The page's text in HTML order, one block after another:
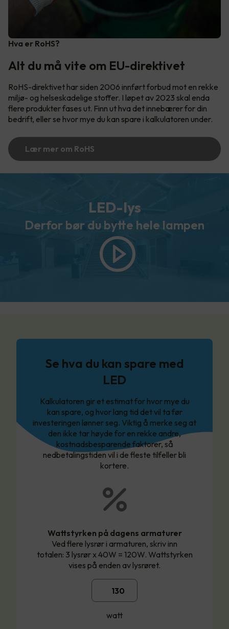
Hva er RoHS?
Alt du må vite om EU-direktivet
RoHS-direktivet har siden 2006 innført forbud mot en rekke
miljø- og helseskadelige stoffer. I løpet av 2023 skal enda
flere produkter fases ut. Finn ut hva det innebærer for din
bedrift, eller se hvor mye du kan spare i kalkulatoren under.
Lær mer om RoHS
LED-lys
Derfor bør du bytte hele lampen
Se hva du kan spare med
LED
Kalkulatoren gir et estimat for hvor mye du
kan spare, og hvor lang tid det vil ta før
investeringen lønner seg. Viktig å merke seg at
den ikke tar høyde for en rekke andre,
kostnadsbesparende faktorer, så
nedbetalingstiden vil i de fleste tilfeller bli
kortere.
Wattstyrken på dagens armaturer
Ved flere lysrør i armaturen, skriv inn
totalen: 3 lysrør x 40W = 120W. Wattstyrken
vises på enden av lysrøret.
watt